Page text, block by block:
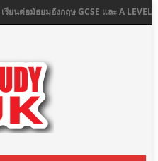
เรียนต่อมัธยมอังกฤษ GCSE และ A LEVEL